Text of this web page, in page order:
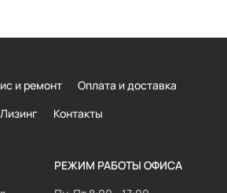
и ремонт
Оплата и доставка
Лизинг
Контакты
РЕЖИМ РАБОТЫ ОФИСА